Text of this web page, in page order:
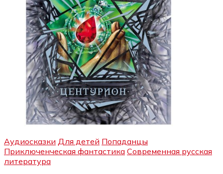
Аудиосказки Для детей Попаданцы
Приключенческая фантастика Современная русская
литература